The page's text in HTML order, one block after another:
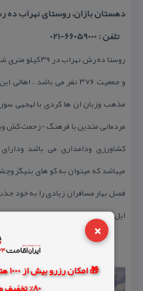
×
🎁
80% تخفیف واقعی
دهستان بازان، روستای نهراب
تلفن : 66059000-021
و جمعیت ۳۷۶ نفر می باشد .
مذهب وزبان ان ها كردی با لهجهی
مردمانی متدین با فرهنگ -زحمت كش
كشاورزی ودامداری می باشد
میباشد كه میتوان به كو های بنیگز
فصل بهار مسافران زیادی را به خود
ایل قبادی میباشد.